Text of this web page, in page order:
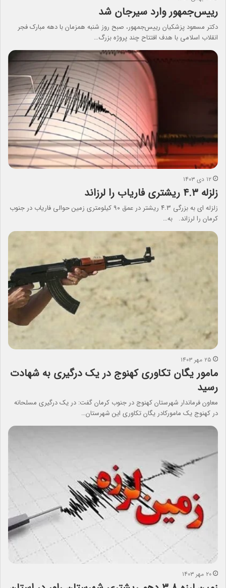
رییس‌جمهور وارد سیرجان شد
دکتر مسعود پزشکیان رییس‌جمهور، صبح روز شنبه همزمان با دهه مبارک فجر
انقلاب اسلامی با هدف افتتاح چند پروژه بزرگ…
۱۲ دی ۱۴۰۳
زلزله ۴.۳ ریشتری فاریاب را لرزاند
زلزله ای به بزرگی ۴.۳ ریشتر در عمق ۹۰ کیلومتری زمین حوالی فاریاب در جنوب
کرمان را لرزاند. به…
۲۵ مهر ۱۴۰۳
مامور یگان تکاوری کهنوج در یک درگیری به شهادت
رسید
معاون فرماندار شهرستان کهنوج در جنوب کرمان گفت: در یک درگیری مسلحانه
در کهنوج یک مامورکادر یگان تکاوری این شهرستان…
۲۰ مهر ۱۴۰۳